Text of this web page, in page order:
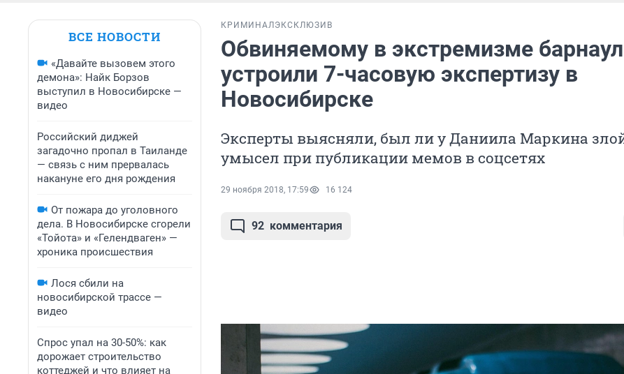
ВСЕ НОВОСТИ
«Давайте вызовем этого
демона»: Найк Борзов
выступил в Новосибирске —
видео
Российский диджей
загадочно пропал в Таиланде
— связь с ним прервалась
накануне его дня рождения
От пожара до уголовного
дела. В Новосибирске сгорели
«Тойота» и «Гелендваген» —
хроника происшествия
Лося сбили на
новосибирской трассе —
видео
Спрос упал на 30-50%: как
дорожает строительство
коттеджей и что влияет на
КРИМИНАЛ ЭКСКЛЮЗИВ
Обвиняемому в экстремизме
устроили 7-часовую экспертизу в
Новосибирске
Эксперты выясняли, был ли у Даниила Маркина
умысел при публикации мемов в соцсетях
29 ноября 2018, 17:59 16 124
92 комментария